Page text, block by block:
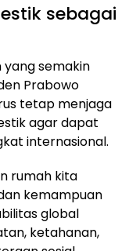
sebagai
semakin
Prabowo
tetap menjaga
agar dapat
internasional.
rumah kita
kemampuan
global
ketahanan,